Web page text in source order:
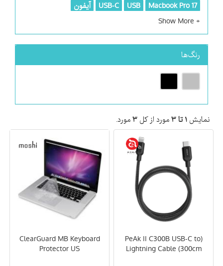
Macbook Pro 17
USB
USB-C
آیفون
محافظ مک بوک
هدیه
کابل کابل و آداپتور
کابل و گجت
کیبورد و ماوس و قلم
رنگ‌ها
نمایش ۱ تا ۳ مورد از کل ۳ مورد.
(PeAk II C300B USB-C to
Lightning Cable (300cm
ClearGuard MB Keyboard
Protector US